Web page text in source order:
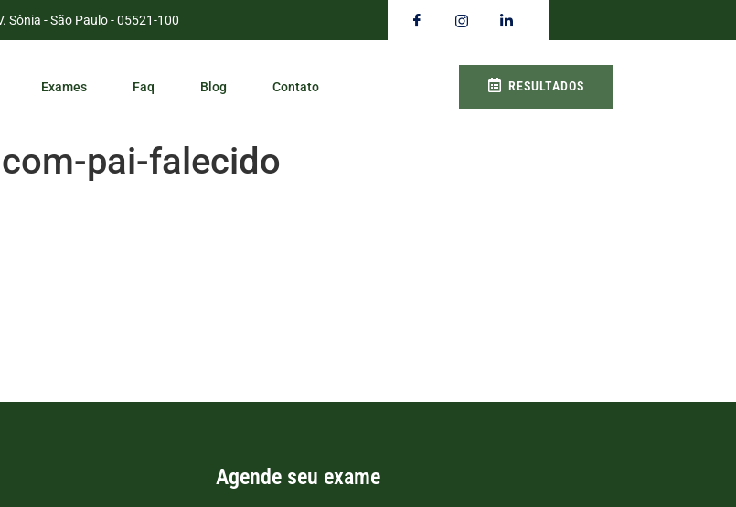
Sônia - São Paulo - 05521-100
Exames Faq Blog Contato RESULTADOS
pai-falecido
Agende seu exame